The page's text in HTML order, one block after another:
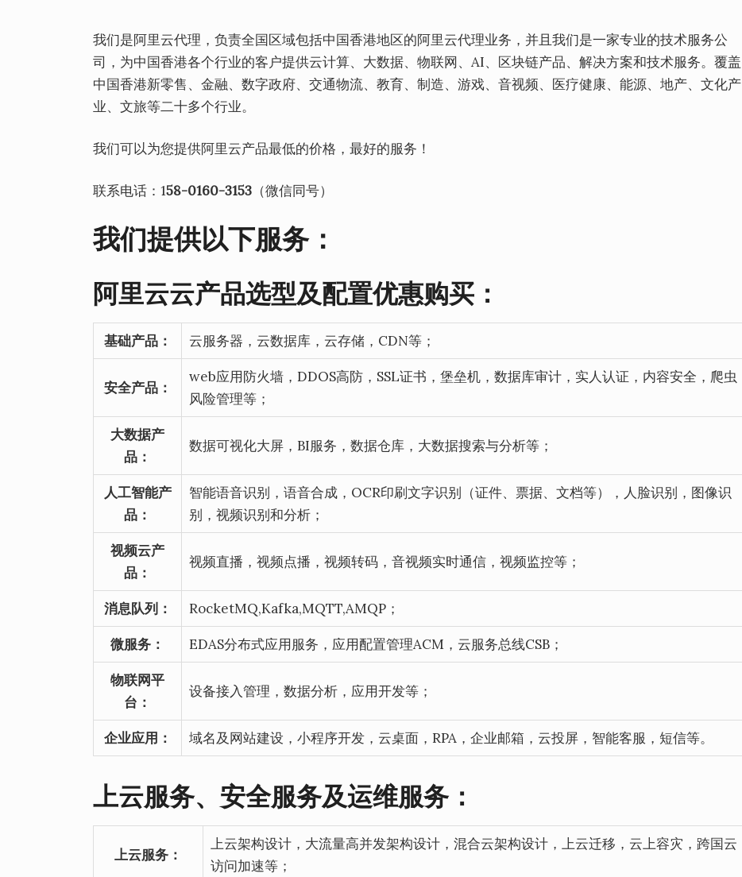
我们是阿里云代理，负责全国区域包括中国香港地区的阿里云代理业务，并且我们是一家专业的技术服务公
司，为中国香港各个行业的客户提供云计算、大数据、物联网、AI、区块链产品、解决方案和技术服务。覆盖
中国香港新零售、金融、数字政府、交通物流、教育、制造、游戏、音视频、医疗健康、能源、地产、文化产
业、文旅等二十多个行业。
我们可以为您提供阿里云产品最低的价格，最好的服务！
联系电话：158-0160-3153 （微信同号）
我们提供以下服务：
阿里云云产品选型及配置优惠购买：
基础产品： 云服务器，云数据库，云存储，CDN等；
安全产品：
web应用防火墙，DDOS高防，SSL证书，堡垒机，数据库审计，实人认证，内容安全，爬虫
风险管理等；
大数据产
品：
数据可视化大屏，BI服务，数据仓库，大数据搜索与分析等；
人工智能产
品：
智能语音识别，语音合成，OCR印刷文字识别（证件、票据、文档等），人脸识别，图像识
别，视频识别和分析；
视频云产
品：
视频直播，视频点播，视频转码，音视频实时通信，视频监控等；
消息队列： RocketMQ,Kafka,MQTT,AMQP；
微服务： EDAS分布式应用服务，应用配置管理ACM，云服务总线CSB；
物联网平
台：
设备接入管理，数据分析，应用开发等；
企业应用： 域名及网站建设，小程序开发，云桌面，RPA，企业邮箱，云投屏，智能客服，短信等。
上云服务、安全服务及运维服务：
上云服务：
上云架构设计，大流量高并发架构设计，混合云架构设计，上云迁移，云上容灾，跨国云
访问加速等；